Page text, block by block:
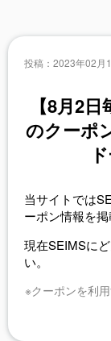
投稿： 2023年02月
【8月2
のクーポ
当サイトでは
ーポン情報を掲
現在SEIMSに
い。
※クーポンを利